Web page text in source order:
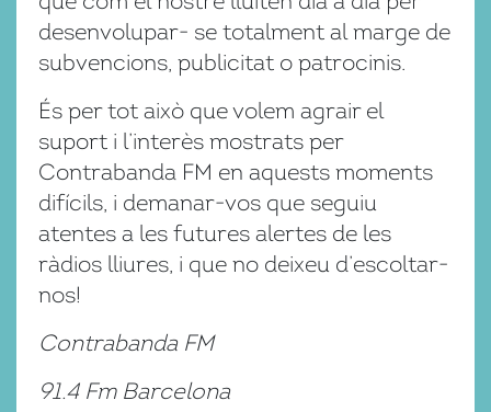
desenvolupar- se totalment al marge de
subvencions, publicitat o patrocinis.
És per tot això que volem agrair el
suport i l’interès mostrats per
Contrabanda FM en aquests moments
difícils, i demanar-vos que seguiu
atentes a les futures alertes de les
ràdios lliures, i que no deixeu d’escoltar-
nos!
Contrabanda FM
91.4 Fm Barcelona